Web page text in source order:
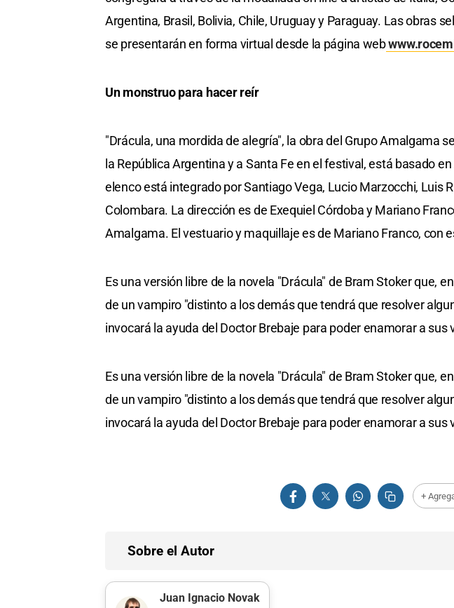
Argentina, Brasil, Bolivia, Chile, Uruguay y Paraguay. Las obras
se presentarán en forma virtual desde la página web
Un monstruo para hacer reír
"Drácula, una mordida de alegría", la obra del Grupo Amalgama
la República Argentina y a Santa Fe en el festival, está basado
elenco está integrado por Santiago Vega, Lucio Marzocchi, Luis
Colombara. La dirección es de Exequiel Córdoba y Mariano
Amalgama. El vestuario y maquillaje es de Mariano Franco, con
Es una versión libre de la novela "Drácula" de Bram Stoker que,
de un vampiro "distinto a los demás que tendrá que resolver
invocará la ayuda del Doctor Brebaje para poder enamorar a sus
Es una versión libre de la novela "Drácula" de Bram Stoker que,
de un vampiro "distinto a los demás que tendrá que resolver
invocará la ayuda del Doctor Brebaje para poder enamorar a sus
+
Sobre el Autor
Juan Ignacio Novak